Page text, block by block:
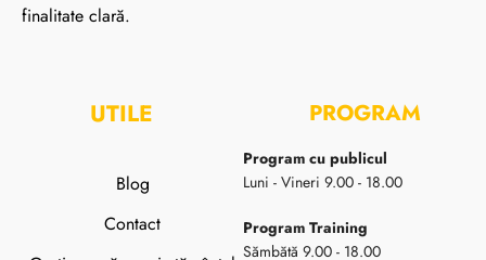
finalitate clară.
UTILE
Blog
Contact
PROGRAM
Program cu publicul
Luni - Vineri 9.00 - 18.00
Program Training
Sămbătă 9.00 - 18.00